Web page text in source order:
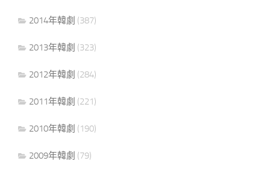
2014年韓劇 (387)
2013年韓劇 (323)
2012年韓劇 (284)
2011年韓劇 (221)
2010年韓劇 (190)
2009年韓劇 (79)